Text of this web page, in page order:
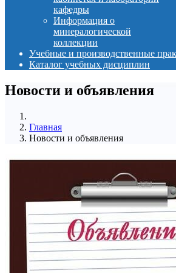
кафедры
Информация о
минералогической
коллекции
Учебные и производственные
Каталог учебных дисциплин
Новости и объявления
Главная
Новости и объявления